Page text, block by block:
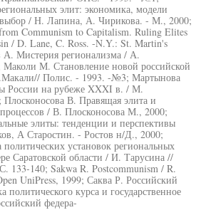
элит: экономика, модели
выбор / Н. Лапина, А. Чирикова. - М., 2000;
Communism to Capitalism. Ruling Elites
/ D. Lane, C. Ross. -N.Y.: St. Martin's
А. Мистерия регионализма / А.
М. Становление новой российской
Полис. - 1993. -№3; Мартынова
России на рубеже XXXI в. / М.
В. Правящая элита и
/ В. Плосконосова М., 2000;
элиты: тенденции и перспективы
А Старостин. - Ростов н/Д., 2000;
установок региональных
Саратовской области / И. Тарусина //
140; Sakwa R. Postcommunism / R.
UniPress, 1999; Саква Р. Российский
политического курса и государственное
федера-